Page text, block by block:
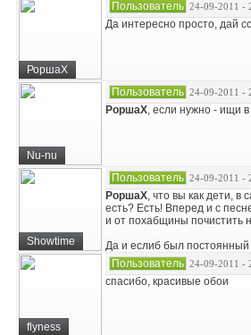
РоршаХ
Пользователь 24-09-2011 -
Да интересно просто, дай
Nu-nu
Пользователь 24-09-2011 -
РоршаХ, если нужно - ищи
Showtime
Пользователь 24-09-2011 -
РоршаХ, что вы как дети, в
есть? Есть! Вперед и с
и от похабщины почистить
Да и еслиб был постоянный
flyness
Пользователь 24-09-2011 -
спасибо, красивые обои